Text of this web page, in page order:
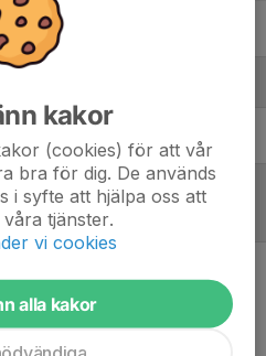
skrivet
kakor
(cookies) för att vår
bra för dig. De används
i syfte att hjälpa oss att
tjänster.
vi cookies
alla kakor